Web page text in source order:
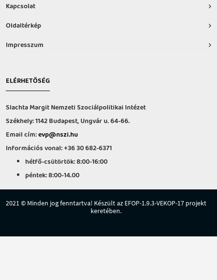
Kapcsolat
Oldaltérkép
Impresszum
ELÉRHETŐSÉG
Slachta Margit Nemzeti Szociálpolitikai Intézet
Székhely: 1142 Budapest, Ungvár u. 64-66.
Email cím:evp@nszi.hu
Információs vonal: +36 30 682-6371
hétfő-csütörtök: 8:00-16:00
péntek: 8:00-14.00
2021 © Minden jog fenntartva! Készült az EFOP-1.9.3-VEKOP-17 projekt
keretében.